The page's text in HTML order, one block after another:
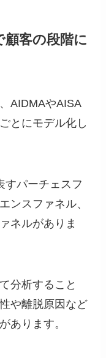
客の段階に
AIDMAやAISA
とにモデル化し
すパーチェスフ
ンスファネル、
ネルがありま
分析すること
や離脱原因など
あります。